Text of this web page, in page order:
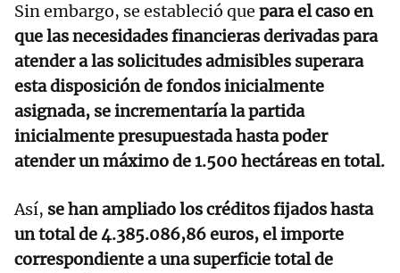
Sin embargo, se estableció que para el caso en
que las necesidades financieras derivadas para
atender a las solicitudes admisibles superara
esta disposición de fondos inicialmente
asignada, se incrementaría la partida
inicialmente presupuestada hasta poder
atender un máximo de 1.500 hectáreas en total.
Así, se han ampliado los créditos fijados hasta
un total de 4.385.086,86 euros, el importe
correspondiente a una superficie total de